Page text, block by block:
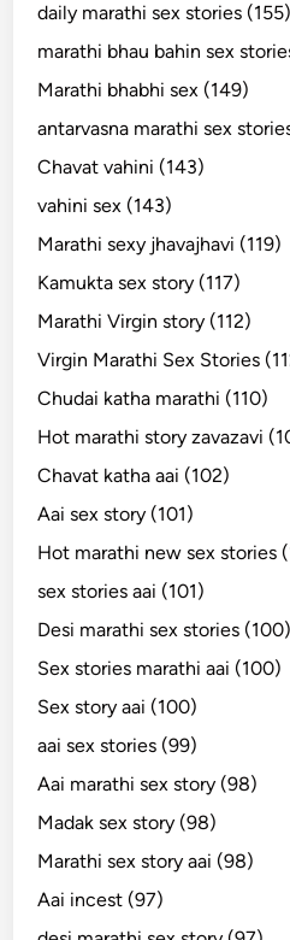
daily marathi sex stories (155)
marathi bhau bahin sex
Marathi bhabhi sex (149)
antarvasna marathi sex
Chavat vahini (143)
vahini sex (143)
Marathi sexy jhavajhavi (119)
Kamukta sex story (117)
Marathi Virgin story (112)
Virgin Marathi Sex Stories
Chudai katha marathi (110)
Hot marathi story zavazavi
Chavat katha aai (102)
Aai sex story (101)
Hot marathi new sex stories
sex stories aai (101)
Desi marathi sex stories (100)
Sex stories marathi aai (100)
Sex story aai (100)
aai sex stories (99)
Aai marathi sex story (98)
Madak sex story (98)
Marathi sex story aai (98)
Aai incest (97)